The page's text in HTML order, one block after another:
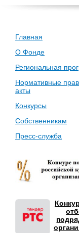
Главная
О Фонде
Региональная
Нормативные
акты
Конкурсы
Собственникам
Пресс-служба